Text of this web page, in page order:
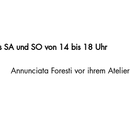
und SO von 14 bis 18 Uhr
Annunciata Foresti vor ihrem Atelier